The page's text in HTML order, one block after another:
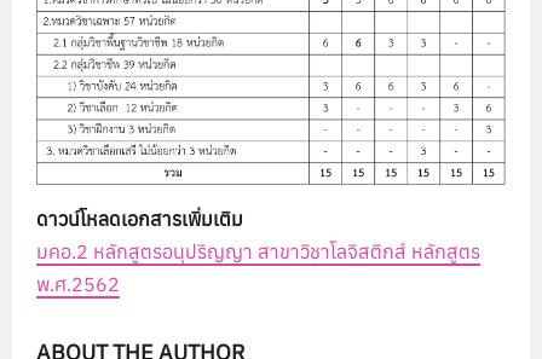
ดาวน์โหลดเอกสารเพิ่มเติม
มคอ.2 หลักสูตรอนุปริญญา สาขาวิชาโลจิสติกส์ หลักสูตร
พ.ศ.2562
ABOUT THE AUTHOR